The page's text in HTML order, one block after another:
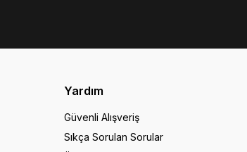
Yardım
Güvenli Alışveriş
Sıkça Sorulan Sorular